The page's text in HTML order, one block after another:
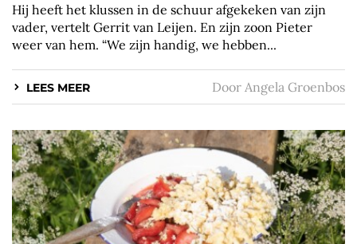
Hij heeft het klussen in de schuur afgekeken van zijn
vader, vertelt Gerrit van Leijen. En zijn zoon Pieter
weer van hem. “We zijn handig, we hebben...
LEES MEER Door Angela Groenbos